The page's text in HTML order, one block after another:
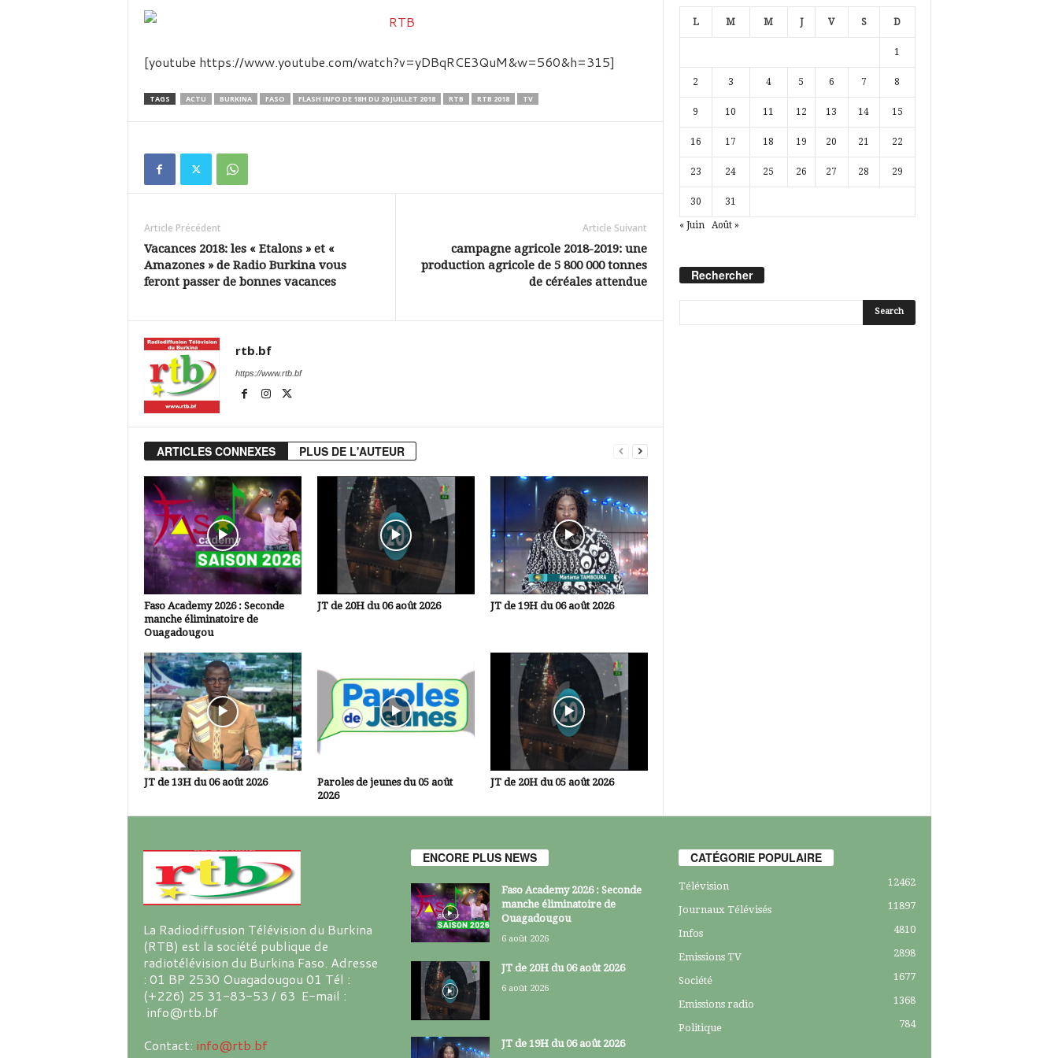
d
k
[youtube https://www.youtube.com/watch?v=yDBqRCE3QuM&w=560&h=315]
TAGS ACTU BURKINA FASO FLASH INFO DE 18H DU 20 JUILLET 2018 RTB RTB 2018 TV
Article Précédent
Vacances 2018: les « Etalons » et «
Amazones » de Radio Burkina vous
feront passer de bonnes vacances
Article Suivant
campagne agricole 2018-2019: une
production agricole de 5 800 000 tonnes
de céréales attendue
rtb.bf
https://www.rtb.bf
ARTICLES CONNEXES PLUS DE L'AUTEUR
Faso Academy 2026 : Seconde
manche éliminatoire de
Ouagadougou
JT de 20H du 06 août 2026 JT de 19H du 06 août 2026
JT de 13H du 06 août 2026
Paroles de jeunes du 05 août
2026
JT de 20H du 05 août 2026
L M M J V S D
1
2 3 4 5 6 7 8
9 10 11 12 13 14 15
16 17 18 19 20 21 22
23 24 25 26 27 28 29
30 31
« Juin Août »
Rechercher
La Radiodiffusion Télévision du Burkina
(RTB) est la société publique de
radiotélévision du Burkina Faso. Adresse
: 01 BP 2530 Ouagadougou 01 Tél :
(+226) 25 31-83-53 / 63 E-mail :
info@rtb.bf
Contact: info@rtb.bf
ENCORE PLUS NEWS
Faso Academy 2026 : Seconde
manche éliminatoire de
Ouagadougou
6 août 2026
JT de 20H du 06 août 2026
6 août 2026
JT de 19H du 06 août 2026
CATÉGORIE POPULAIRE
Télévision 12462
Journaux Télévisés 11897
Infos 4810
Emissions TV 2898
Société 1677
Emissions radio 1368
Politique 784